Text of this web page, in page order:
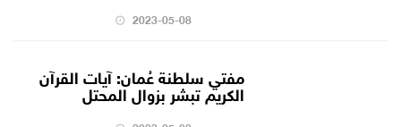
2023-05-08
مفتي سلطنة عُمان: آيات القرآن
الكريم تبشر بزوال المحتل